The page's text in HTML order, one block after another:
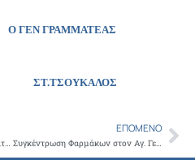
ΓΕΝ ΓΡΑΜΜΑΤΕΑΣ
ΣΤ.ΤΣΟΥΚΑΛΟΣ
Συνάντηση ΠΙΣ, ΙΣΑ και Επαγγελματικών Φορέων με τον Υφυπουργό Υγείας για τις ελεγκτικές εταιρίες
ΕΠΌΜΕΝΟ
Συγκέντρωση Φαρμάκων στον Αγ. Γεώργιο Κυψέλης